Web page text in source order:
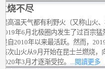
烧不尽
高温天气都有利野火（又称山火
年6月北极圈内发生了过百宗
自2010年以来最活跃。然而，
次山火从9月开始在昆士兰燃烧，
年3月才逐渐受控。
...閱讀更多